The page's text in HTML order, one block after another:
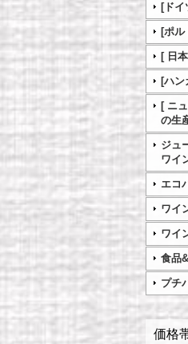
[ドイ
[ポル
[ 日
[ハン
[ ニ
の生
ジュ
ワイ
エコ
ワイ
ワイ
食品
プチ
価格